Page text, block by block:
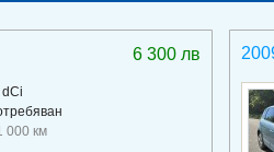
6 300 лв
000 км